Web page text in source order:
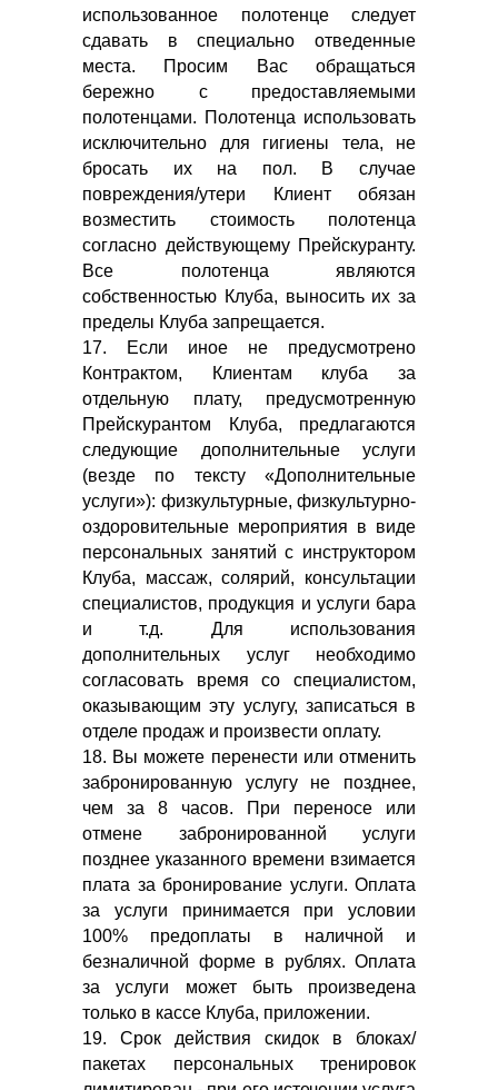
использованное полотенце следует
сдавать в специально отведенные
места. Просим Вас обращаться
бережно с предоставляемыми
полотенцами. Полотенца использовать
исключительно для гигиены тела, не
бросать их на пол. В случае
повреждения/утери Клиент обязан
возместить стоимость полотенца
согласно действующему Прейскуранту.
Все полотенца являются
собственностью Клуба, выносить их за
пределы Клуба запрещается.
17. Если иное не предусмотрено
Контрактом, Клиентам клуба за
отдельную плату, предусмотренную
Прейскурантом Клуба, предлагаются
следующие дополнительные услуги
(везде по тексту «Дополнительные
услуги»): физкультурные, физкультурно-
оздоровительные мероприятия в виде
персональных занятий с инструктором
Клуба, массаж, солярий, консультации
специалистов, продукция и услуги бара
и т.д. Для использования
дополнительных услуг необходимо
согласовать время со специалистом,
оказывающим эту услугу, записаться в
отделе продаж и произвести оплату.
18. Вы можете перенести или отменить
забронированную услугу не позднее,
чем за 8 часов. При переносе или
отмене забронированной услуги
позднее указанного времени взимается
плата за бронирование услуги. Оплата
за услуги принимается при условии
100% предоплаты в наличной и
безналичной форме в рублях. Оплата
за услуги может быть произведена
только в кассе Клуба, приложении.
19. Срок действия скидок в блоках/
пакетах персональных тренировок